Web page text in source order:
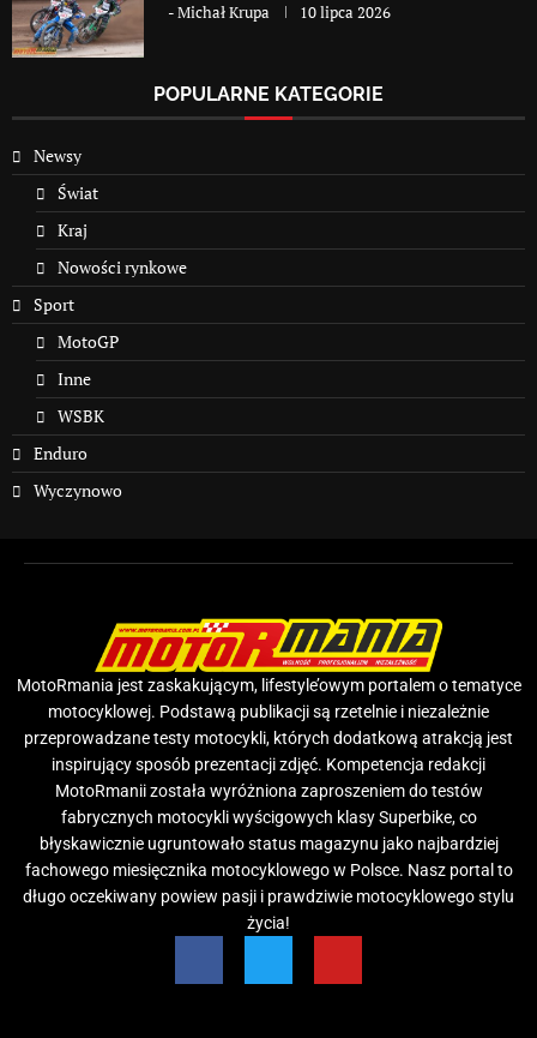
-Michał Krupa 10 lipca 2026
POPULARNE KATEGORIE
Newsy
Świat
Kraj
Nowości rynkowe
Sport
MotoGP
Inne
WSBK
Enduro
Wyczynowo
MotoRmania jest zaskakującym, lifestyle’owym portalem o tematyce
motocyklowej. Podstawą publikacji są rzetelnie i niezależnie
przeprowadzane testy motocykli, których dodatkową atrakcją jest
inspirujący sposób prezentacji zdjęć. Kompetencja redakcji
MotoRmanii została wyróżniona zaproszeniem do testów
fabrycznych motocykli wyścigowych klasy Superbike, co
błyskawicznie ugruntowało status magazynu jako najbardziej
fachowego miesięcznika motocyklowego w Polsce. Nasz portal to
długo oczekiwany powiew pasji i prawdziwie motocyklowego stylu
życia!